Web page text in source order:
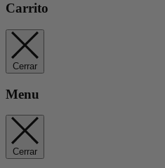
Carrito
Cerrar
Menu
Cerrar